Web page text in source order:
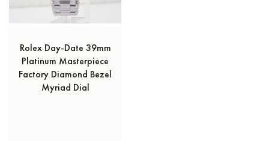
Rolex Day-Date 39mm
Platinum Masterpiece
Factory Diamond Bezel
Myriad Dial